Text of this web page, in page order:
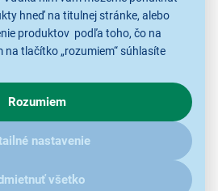
hneď na titulnej stránke, alebo
produktov podľa toho, čo na
tlačítko „rozumiem“ súhlasíte
cielených reklám.
detaily, ako u nás s cookies a
kliknitesem.
Rozumiem
nastavenie
všetko
piecť až na3 úrovniach naraz